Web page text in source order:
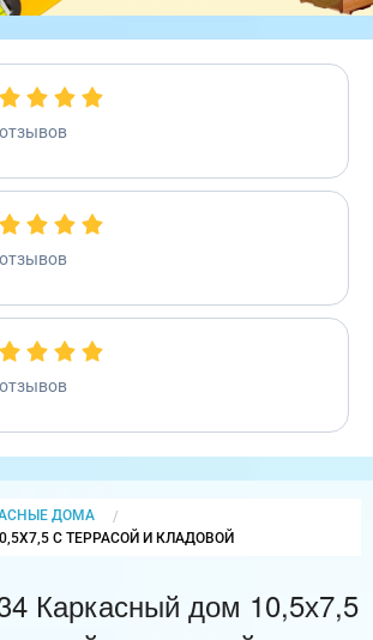
отзывов
отзывов
отзывов
ДОМА
С ТЕРРАСОЙ И КЛАДОВОЙ
Каркасный дом 10,5х7,5